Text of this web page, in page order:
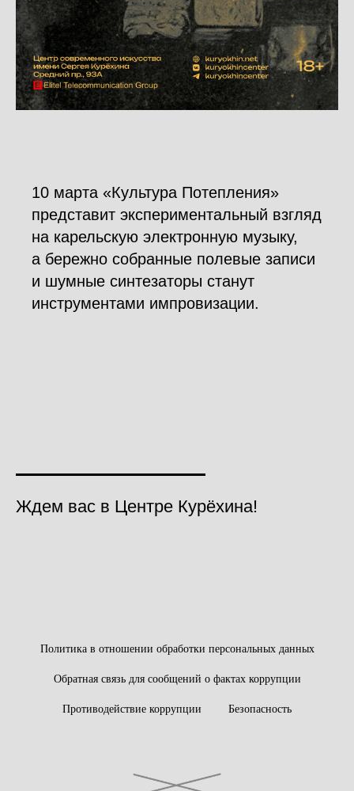
10 марта «Культура Потепления»
представит экспериментальный взгляд
на карельскую электронную музыку,
а бережно собранные полевые записи
и шумные синтезаторы станут
инструментами импровизации.
Ждем вас в Центре Курёхина!
Политика в отношении обработки персональных данных
Обратная связь для сообщений о фактах коррупции
Противодействие коррупции Безопасность